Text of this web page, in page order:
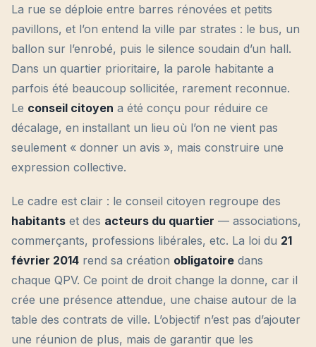
La rue se déploie entre barres rénovées et petits
pavillons, et l’on entend la ville par strates : le bus, un
ballon sur l’enrobé, puis le silence soudain d’un hall.
Dans un quartier prioritaire, la parole habitante a
parfois été beaucoup sollicitée, rarement reconnue.
Le conseil citoyen a été conçu pour réduire ce
décalage, en installant un lieu où l’on ne vient pas
seulement « donner un avis », mais construire une
expression collective.
Le cadre est clair : le conseil citoyen regroupe des
habitants et des acteurs du quartier — associations,
commerçants, professions libérales, etc. La loi du 21
février 2014 rend sa création obligatoire dans
chaque QPV. Ce point de droit change la donne, car il
crée une présence attendue, une chaise autour de la
table des contrats de ville. L’objectif n’est pas d’ajouter
une réunion de plus, mais de garantir que les